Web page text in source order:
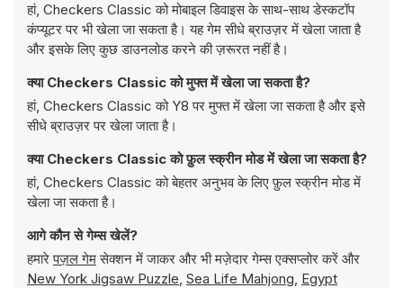
हां, Checkers Classic को मोबाइल डिवाइस के साथ-साथ डेस्कटॉप
कंप्यूटर पर भी खेला जा सकता है। यह गेम सीधे ब्राउज़र में खेला जाता है
और इसके लिए कुछ डाउनलोड करने की ज़रूरत नहीं है।
क्या Checkers Classic को मुफ्त में खेला जा सकता है?
हां, Checkers Classic को Y8 पर मुफ्त में खेला जा सकता है और इसे
सीधे ब्राउज़र पर खेला जाता है।
क्या Checkers Classic को फ़ुल स्क्रीन मोड में खेला जा सकता है?
हां, Checkers Classic को बेहतर अनुभव के लिए फ़ुल स्क्रीन मोड में
खेला जा सकता है।
आगे कौन से गेम्स खेलें?
हमारेपज़ल गेमसेक्शन में जाकर और भी मज़ेदार गेम्स एक्सप्लोर करें और
New York Jigsaw Puzzle, Sea Life Mahjong, Egypt